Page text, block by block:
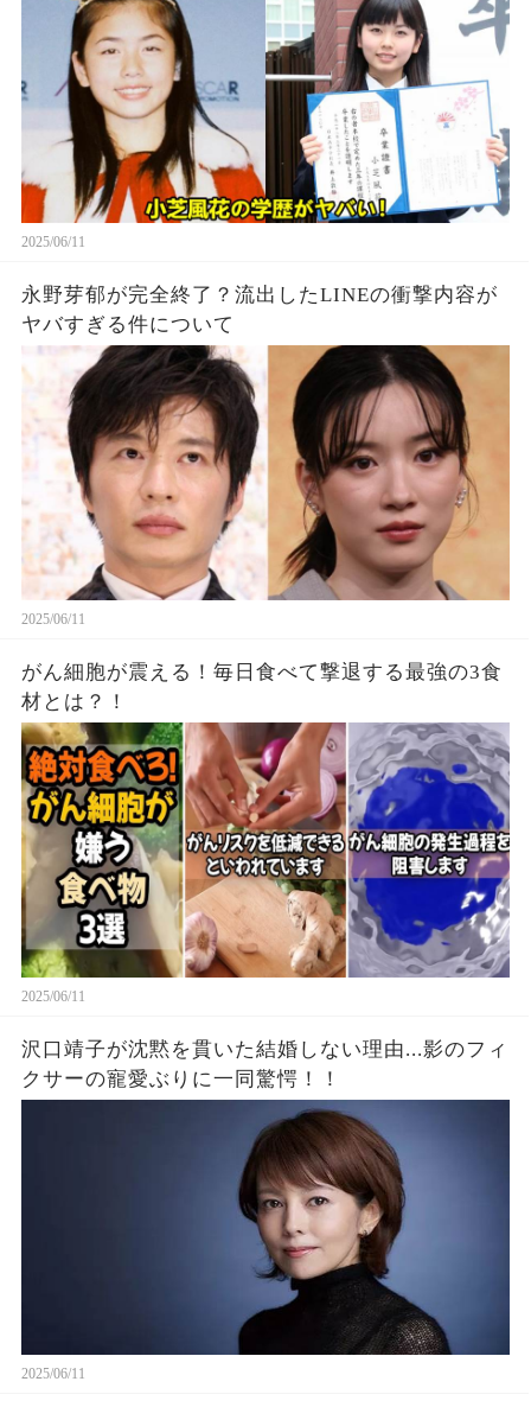
2025/06/11
永野芽郁が完全終了？流出したLINEの衝撃内容が
ヤバすぎる件について
2025/06/11
がん細胞が震える！毎日食べて撃退する最強の3食
材とは？！
2025/06/11
沢口靖子が沈黙を貫いた結婚しない理由...影のフィ
クサーの寵愛ぶりに一同驚愕！！
2025/06/11